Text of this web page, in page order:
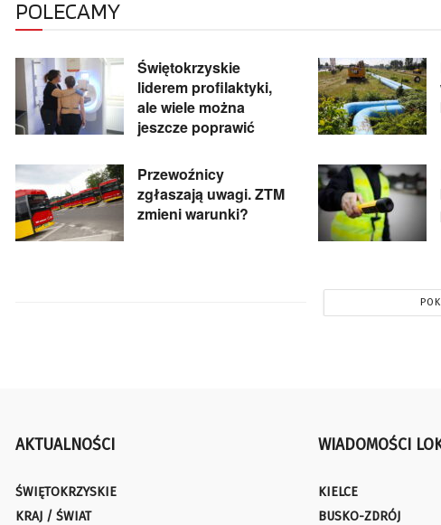
POLECAMY
Świętokrzyskie
liderem profilaktyki,
ale wiele można
jeszcze poprawić
Przewoźnicy
zgłaszają uwagi. ZTM
zmieni warunki?
AKTUALNOŚCI
ŚWIĘTOKRZYSKIE
KRAJ / ŚWIAT
WIADOMOŚCI
KIELCE
BUSKO-ZDRÓJ